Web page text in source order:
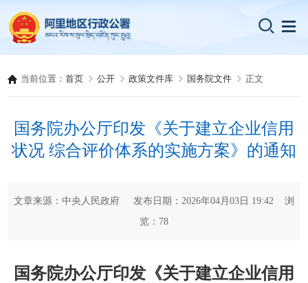
当前位置：首页 公开 政策文件库 国务院文件 正文
国务院办公厅印发《关于建立企业信用
状况 综合评价体系的实施方案》的通知
文章来源：中央人民政府 发布日期：2026年04月03日 19:42 浏
览： 78
国务院办公厅印发《关于建立企业信用